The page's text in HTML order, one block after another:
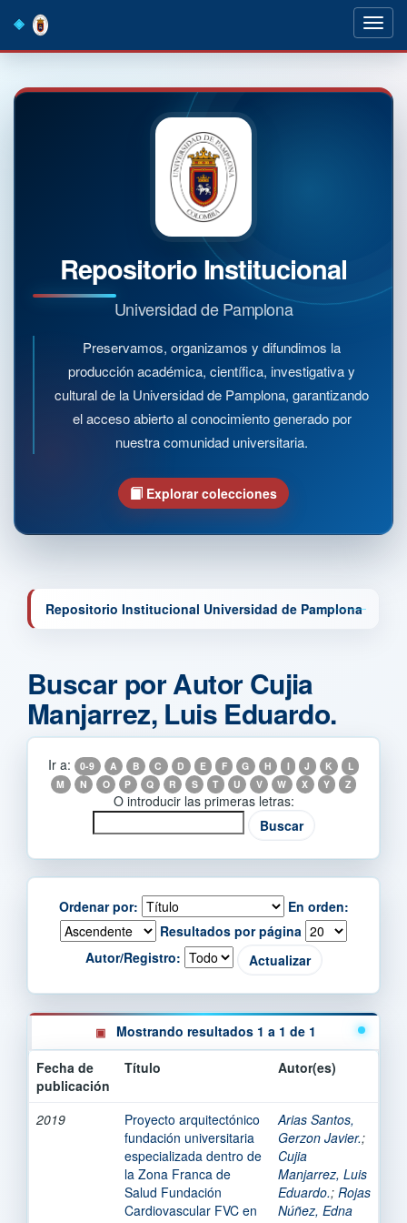
navigation
Repositorio Institucional
Universidad de Pamplona
Preservamos, organizamos y difundimos la
producción académica, científica, investigativa y
cultural de la Universidad de Pamplona, garantizando
el acceso abierto al conocimiento generado por
nuestra comunidad universitaria.
Explorar colecciones
Repositorio Institucional Universidad de Pamplona
Buscar por Autor Cujia
Manjarrez, Luis Eduardo.
Ir a: 0-9 A B C D E F G H I J K
L
M
N O P Q R S T U V W X Y Z
O introducir las primeras letras:
Ordenar por:
En orden:
Resultados por página
Autor/Registro:
Mostrando resultados 1 a 1 de 1
Fecha de
publicación
Título Autor(es)
2019
Proyecto arquitectónico
fundación universitaria
especializada dentro de
la Zona Franca de
Salud Fundación
Cardiovascular FVC en
Arias Santos,
Gerzon Javier.;
Cujia
Manjarrez, Luis
Eduardo.; Rojas
Núñez, Edna